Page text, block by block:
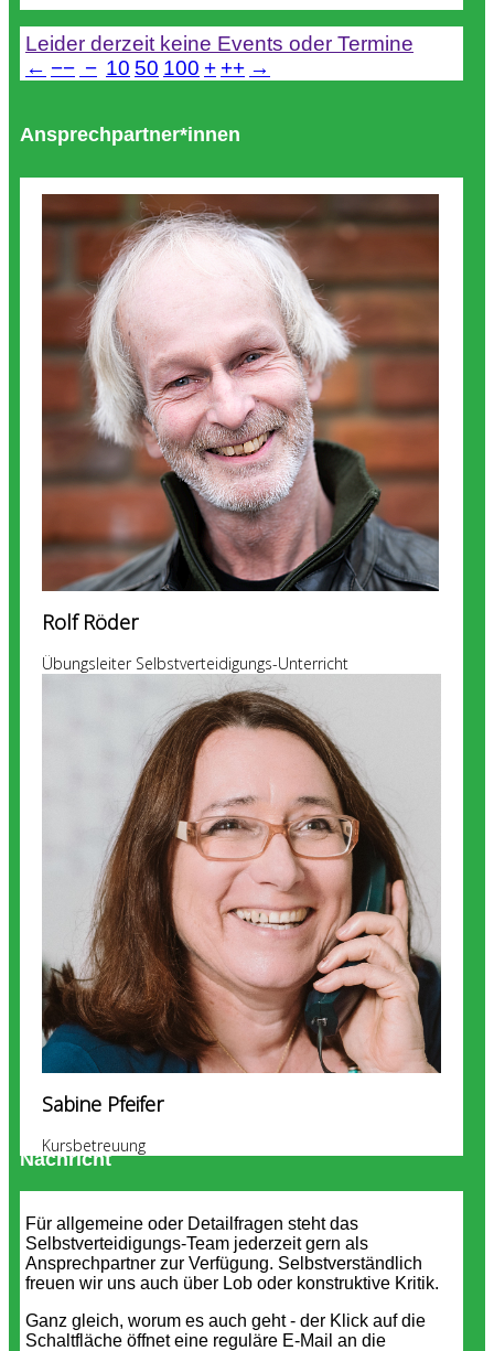
Leider derzeit keine Events oder Termine
← −− − 10 50 100 + ++ →
Ansprechpartner*innen
Rolf Röder
Übungsleiter Selbstverteidigungs-Unterricht
Sabine Pfeifer
Kursbetreuung
Nachricht
Für allgemeine oder Detailfragen steht das
Selbstverteidigungs-Team jederzeit gern als
Ansprechpartner zur Verfügung. Selbstverständlich
freuen wir uns auch über Lob oder konstruktive Kritik.
Ganz gleich, worum es auch geht - der Klick auf die
Schaltfläche öffnet eine reguläre E-Mail an die